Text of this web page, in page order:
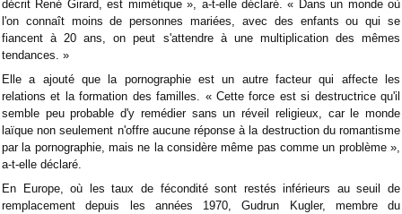
décrit René Girard, est mimétique », a-t-elle déclaré. « Dans un monde où
l'on connaît moins de personnes mariées, avec des enfants ou qui se
fiancent à 20 ans, on peut s'attendre à une multiplication des mêmes
tendances. »
Elle a ajouté que la pornographie est un autre facteur qui affecte les
relations et la formation des familles. « Cette force est si destructrice qu'il
semble peu probable d'y remédier sans un réveil religieux, car le monde
laïque non seulement n'offre aucune réponse à la destruction du romantisme
par la pornographie, mais ne la considère même pas comme un problème »,
a-t-elle déclaré.
En Europe, où les taux de fécondité sont restés inférieurs au seuil de
remplacement depuis les années 1970, Gudrun Kugler, membre du